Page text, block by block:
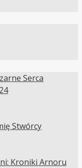
Serca
Stwórcy
Kroniki Arnoru